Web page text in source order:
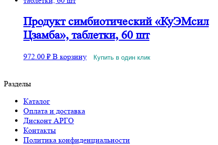
Продукт симбиотический «КуЭМсил
Цзамба», таблетки, 60 шт
972.00 ₽ В корзину Купить в один клик
Разделы
Каталог
Оплата и доставка
Дисконт АРГО
Контакты
Политика конфиденциальности